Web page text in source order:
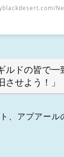
ドの皆で一
せよう！」
、アプアール